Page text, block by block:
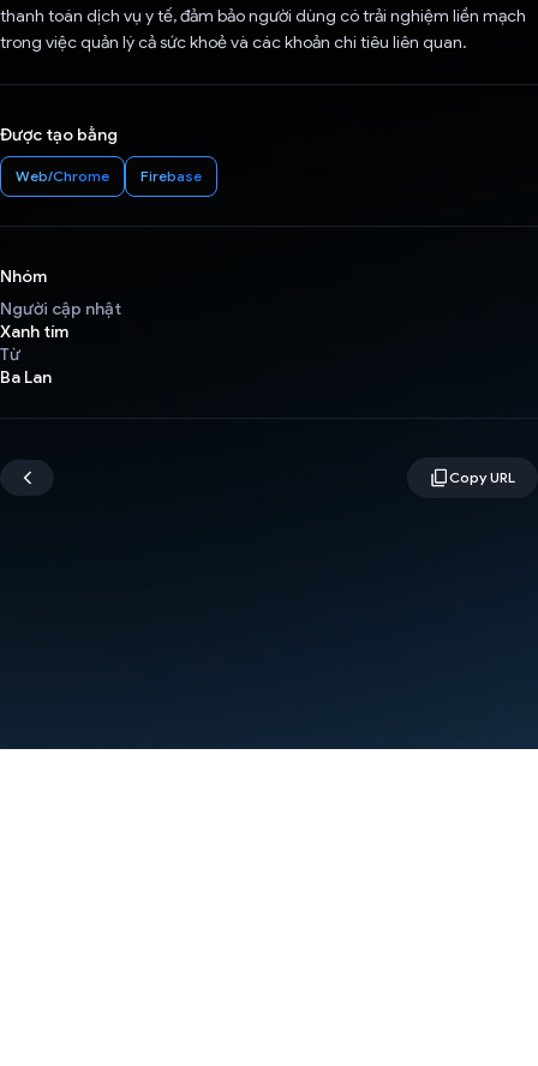
thanh toán dịch vụ y tế, đảm bảo người dùng có trải nghiệm liền mạch
trong việc quản lý cả sức khoẻ và các khoản chi tiêu liên quan.
Được tạo bằng
Web/Chrome Firebase
Nhóm
Người cập nhật
Xanh tím
Từ
Ba Lan